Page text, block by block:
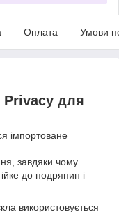
Оплата Умови
Privacy для
імпортоване
завдяки чому
до подряпин і
використовується